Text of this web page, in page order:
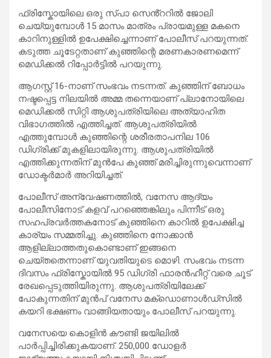
ഫ്രിസ്കോയിലെ ഒരു സ്പാ സെൻ്ററിൽ ജോലി
ചെയ്യുമ്പോൾ 15 മാസം മാത്രം പ്രായമുള്ള മകനെ
കാറിനുള്ളിൽ ഉപേക്ഷിച്ചെന്നാണ് പോലീസ് പറയുന്നത്.
കടുത്ത ചൂടേറ്റതാണ് കുഞ്ഞിന്റെ മരണകാരണമെന്ന്
മെഡിക്കൽ റിപ്പോർട്ടിൽ പറയുന്നു.
ആഗസ്റ്റ് 16-നാണ് സംഭവം നടന്നത്. കുഞ്ഞിന് ബോധം
നഷ്ടപ്പെട്ട നിലയിൽ അമ്മ തന്നെയാണ് പ്ലാനോയിലെ
മെഡിക്കൽ സിറ്റി ആശുപത്രിയിലെ അത്യാഹിത
വിഭാഗത്തിൽ എത്തിച്ചത്. ആശുപത്രിയിൽ
എത്തുമ്പോൾ കുഞ്ഞിന്റെ ശരീരതാപനില 106
ഡിഗ്രിക്ക് മുകളിലായിരുന്നു. ആശുപത്രിയിൽ
എത്തിക്കുന്നതിന് മുൻപേ കുഞ്ഞ് മരിച്ചിരുന്നുവെന്നാണ്
ഡോക്ടർമാർ അറിയിച്ചത്.
പോലീസ് അന്വേഷണത്തിൽ, വനേസ ആദ്യം
പോലീസിനോട് കളവ് പറഞ്ഞെങ്കിലും പിന്നീട് ഒരു
സഹപ്രവർത്തകനോട് കുഞ്ഞിനെ കാറിൽ ഉപേക്ഷിച്ച
കാര്യം സമ്മതിച്ചു. കുഞ്ഞിനെ നോക്കാൻ
ആളില്ലാത്തതുകൊണ്ടാണ് ഇങ്ങനെ
ചെയ്തതെന്നാണ് യുവതിയുടെ മൊഴി. സംഭവം നടന്ന
ദിവസം ഫ്രിസ്കോയിൽ 95 ഡിഗ്രി ഫാരൻഹീറ്റ് വരെ ചൂട്
രേഖപ്പെടുത്തിയിരുന്നു. ആശുപത്രിയിലേക്ക്
പോകുന്നതിന് മുൻപ് വനേസ മക്ഡൊണാൾഡ്സിൽ
കയറി ഭക്ഷണം വാങ്ങിയതായും പോലീസ് പറയുന്നു.
വനേസയെ കൊളിൻ കൗണ്ടി ജയിലിൽ
പാർപ്പിച്ചിരിക്കുകയാണ്. 250,000 ഡോളർ